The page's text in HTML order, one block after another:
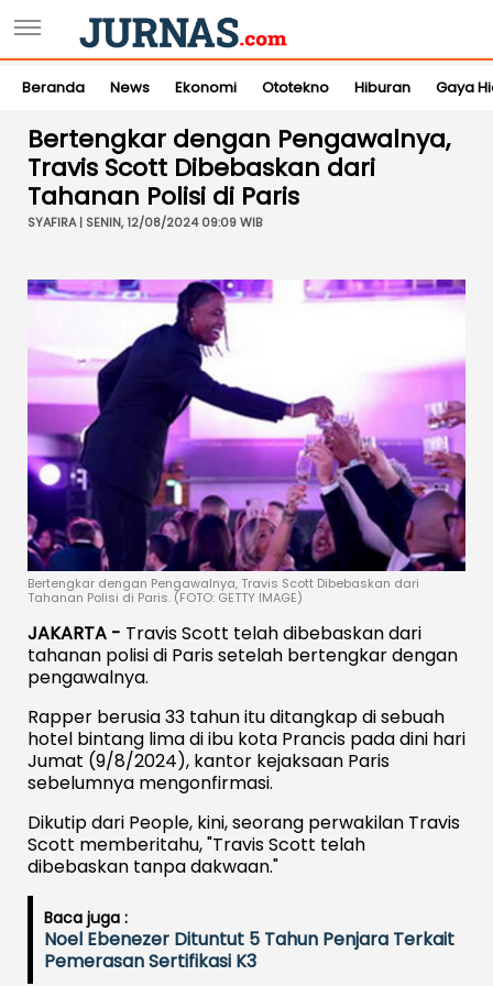
Beranda News Ekonomi Ototekno Hiburan Gaya
Bertengkar dengan Pengawalnya,
Travis Scott Dibebaskan dari
Tahanan Polisi di Paris
SYAFIRA | SENIN, 12/08/2024 09:09 WIB
Bertengkar dengan Pengawalnya, Travis Scott Dibebaskan dari
Tahanan Polisi di Paris. (FOTO: GETTY IMAGE)
JAKARTA - Travis Scott telah dibebaskan dari
tahanan polisi di Paris setelah bertengkar dengan
pengawalnya.
Rapper berusia 33 tahun itu ditangkap di sebuah
hotel bintang lima di ibu kota Prancis pada dini hari
Jumat (9/8/2024), kantor kejaksaan Paris
sebelumnya mengonfirmasi.
Dikutip dari People, kini, seorang perwakilan Travis
Scott memberitahu, "Travis Scott telah
dibebaskan tanpa dakwaan."
Baca juga :
Noel Ebenezer Dituntut 5 Tahun Penjara Terkait
Pemerasan Sertifikasi K3